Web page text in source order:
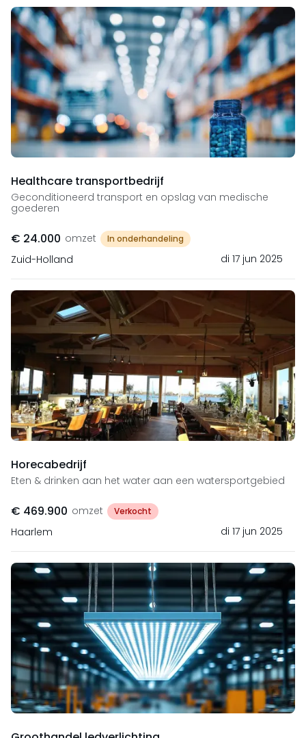
Healthcare transportbedrijf
Geconditioneerd transport en opslag van medische
goederen
€ 24.000 omzet In onderhandeling
Zuid-Holland di 17 jun 2025
Horecabedrijf
Eten & drinken aan het water aan een watersportgebied
€ 469.900 omzet Verkocht
Haarlem di 17 jun 2025